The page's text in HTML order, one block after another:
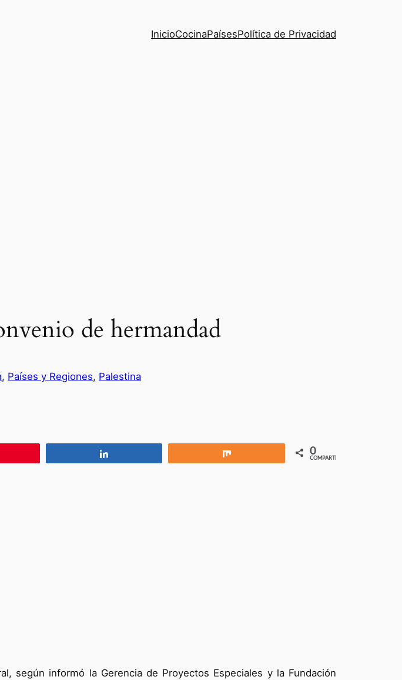
InicioCocinaPaísesPolítica de Privacidad
de hermandad
, Países y Regiones, Palestina
0
COMPARTIR
según informó la Gerencia de Proyectos Especiales y la Fundación